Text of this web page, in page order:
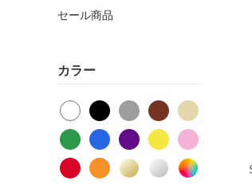
セール商品
カラー